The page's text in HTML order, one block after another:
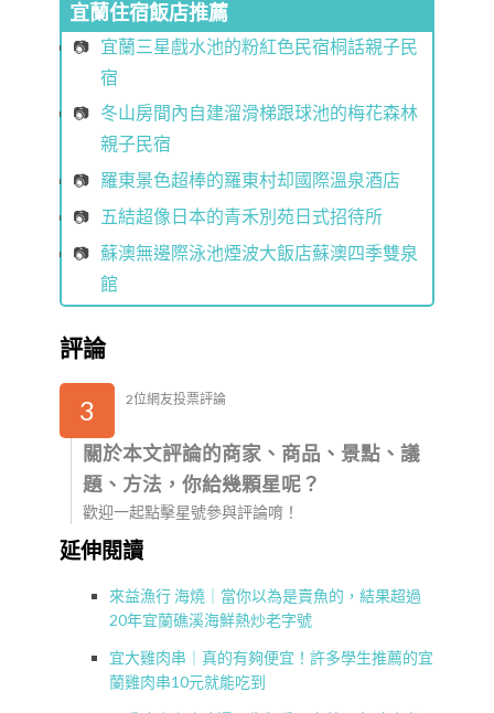
宜蘭住宿飯店推薦
宜蘭三星戲水池的粉紅色民宿桐話親子民
宿
冬山房間內自建溜滑梯跟球池的梅花森林
親子民宿
羅東景色超棒的羅東村却國際溫泉酒店
五結超像日本的青禾別苑日式招待所
蘇澳無邊際泳池煙波大飯店蘇澳四季雙泉
館
評論
3 2位網友投票評論
關於本文評論的商家、商品、景點、議
題、方法，你給幾顆星呢？
歡迎一起點擊星號參與評論唷！
延伸閱讀
來益漁行 海燒｜當你以為是賣魚的，結果超過
20年宜蘭礁溪海鮮熱炒老字號
宜大雞肉串｜真的有夠便宜！許多學生推薦的宜
蘭雞肉串10元就能吃到